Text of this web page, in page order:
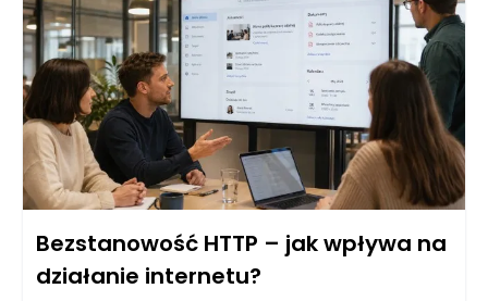
Bezstanowość HTTP – jak wpływa na
działanie internetu?